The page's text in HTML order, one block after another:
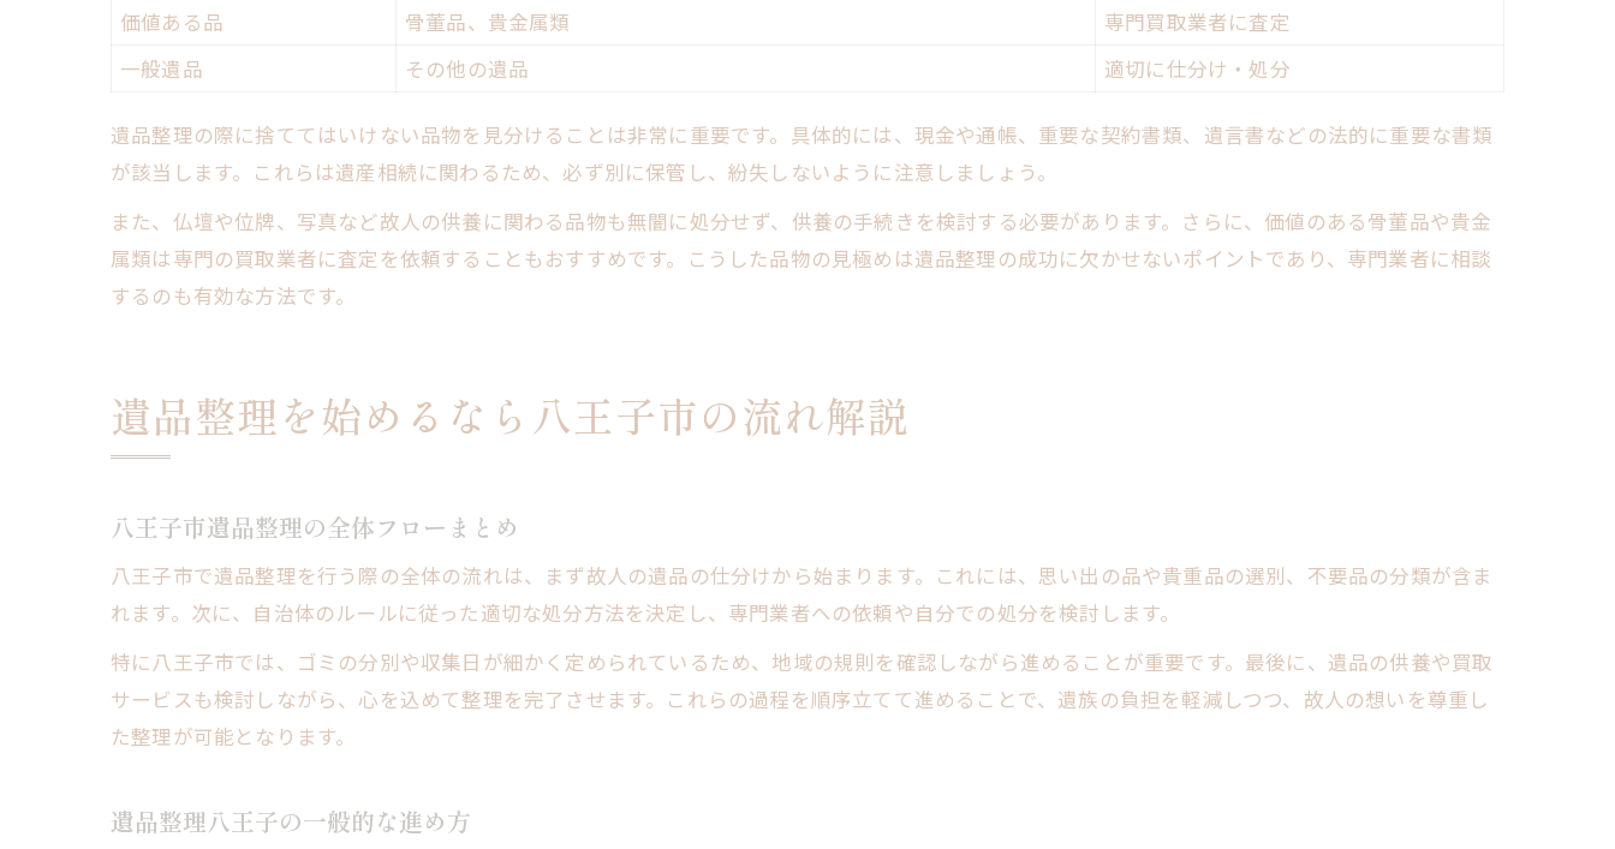
価値ある品
骨董品、貴金属類
専門買取業者に査定
一般遺品
その他の遺品 適切に仕分け・処分
遺品整理の際に捨ててはいけない品物を見分けることは非常に重要です。具体的には、現金や通帳、重要な契約書類、遺言書などの法的に重要な書類
が該当します。これらは遺産相続に関わるため、必ず別に保管し、紛失しないように注意しましょう。
また、仏壇や位牌、写真など故人の供養に関わる品物も無闇に処分せず、供養の手続きを検討する必要があります。さらに、価値のある骨董品や貴金
属類は専門の買取業者に査定を依頼することもおすすめです。こうした品物の見極めは遺品整理の成功に欠かせないポイントであり、専門業者に相談
するのも有効な方法です。
遺品整理を始めるなら八王子市の流れ解説
八王子市遺品整理の全体フローまとめ
八王子市で遺品整理を行う際の全体の流れは、まず故人の遺品の仕分けから始まります。これには、思い出の品や貴重品の選別、不要品の分類が含ま
れます。次に、自治体のルールに従った適切な処分方法を決定し、専門業者への依頼や自分での処分を検討します。
特に八王子市では、ゴミの分別や収集日が細かく定められているため、地域の規則を確認しながら進めることが重要です。最後に、遺品の供養や買取
サービスも検討しながら、心を込めて整理を完了させます。これらの過程を順序立てて進めることで、遺族の負担を軽減しつつ、故人の想いを尊重し
た整理が可能となります。
遺品整理八王子の一般的な進め方